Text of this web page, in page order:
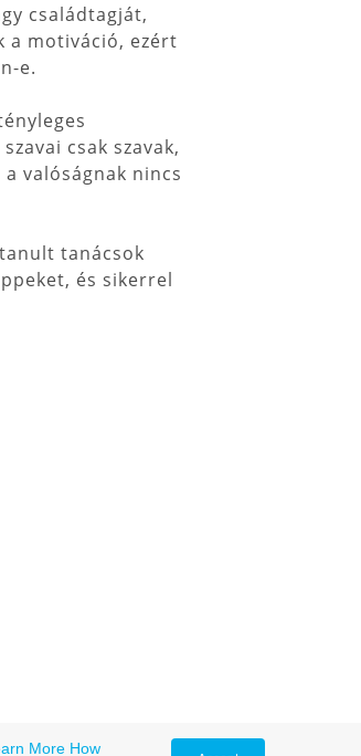
családtagját,
a motiváció, ezért
e.
csak szavak,
valóságnak nincs
tanácsok
és sikerrel
More How